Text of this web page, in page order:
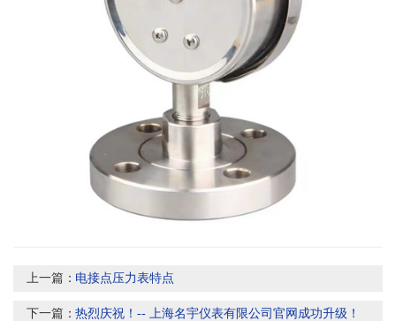
上一篇： 电接点压力表特点
下一篇：热烈庆祝！-- 上海名宇仪表有限公司官网成功升级！